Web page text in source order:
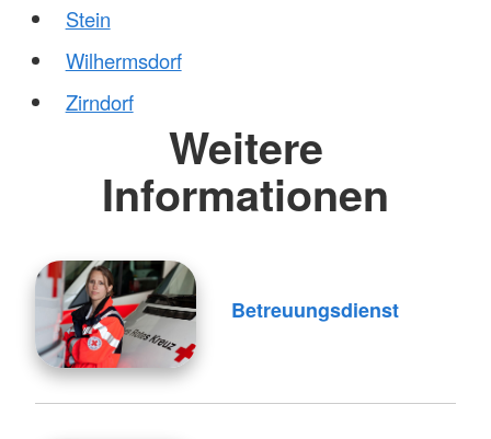
Stein
Wilhermsdorf
Zirndorf
Weitere
Informationen
Betreuungsdienst